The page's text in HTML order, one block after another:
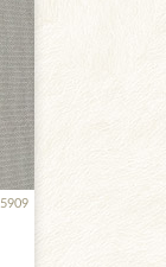
5909